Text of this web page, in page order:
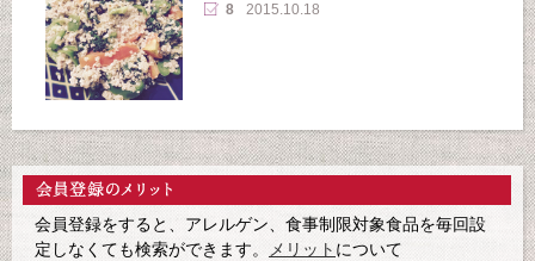
8 2015.10.18
会員登録をすると、アレルゲン、食事制限対象食品を毎回設
定しなくても検索ができます。
メリット について